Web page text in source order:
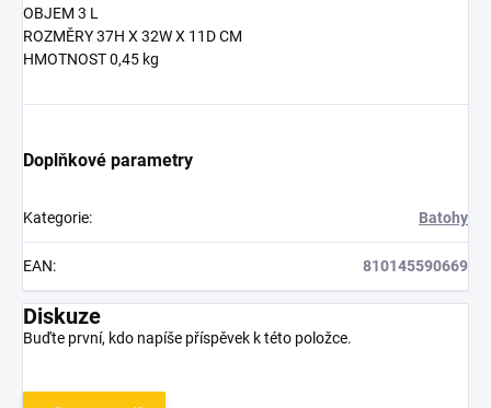
OBJEM 3 L
ROZMĚRY 37H X 32W X 11D CM
HMOTNOST 0,45 kg
Doplňkové parametry
Kategorie: Batohy
EAN: 810145590669
Diskuze
Buďte první, kdo napíše příspěvek k této položce.